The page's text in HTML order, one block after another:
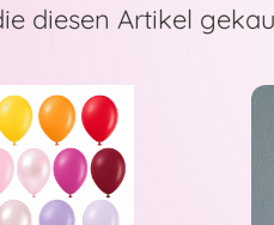
diesen Artikel